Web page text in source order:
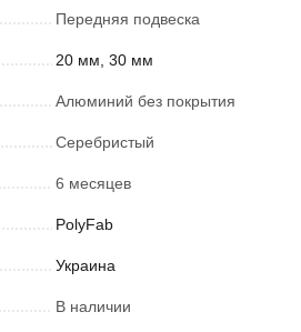
Передняя подвеска
20 мм, 30 мм
Алюминий без покрытия
Серебристый
6 месяцев
PolyFab
Украина
В наличии